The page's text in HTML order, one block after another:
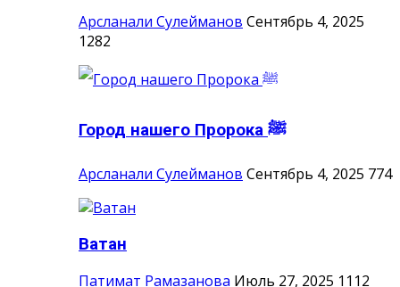
Арсланали Сулейманов Сентябрь 4, 2025
1282
Город нашего Пророка ‎ﷺ
Арсланали Сулейманов Сентябрь 4, 2025 774
Ватан
Патимат Рамазанова Июль 27, 2025 1112